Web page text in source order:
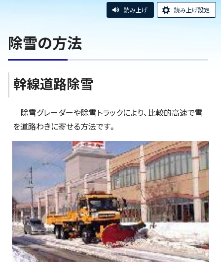
読み上げ 読み上げ設定
除雪の方法
幹線道路除雪
除雪グレーダーや除雪トラックにより、比較的高速で雪
を道路わきに寄せる方法です。